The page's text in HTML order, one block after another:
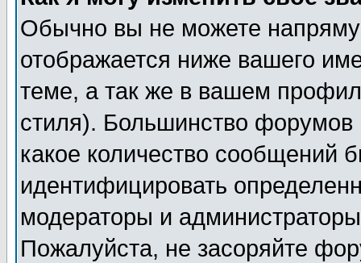
Обычно вы не можете
отображается ниже вашего
теме, а так же в вашем
стиля). Большинство форумов
какое количество сообщений
идентифицировать
модераторы и
Пожалуйста, не засоряйте